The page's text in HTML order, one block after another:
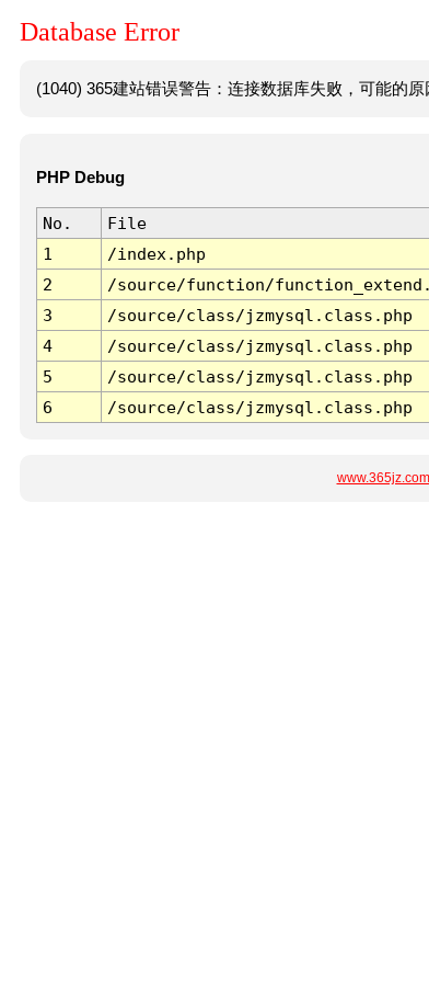
Database Error
(1040) 365建站错误警告：连接数据库失败，可能的
PHP Debug
No. File
1
/index.php
2
/source/function/
3
/source/class/jzmysql.class.php
4
/source/class/jzmysql.class.php
5
/source/class/jzmysql.class.php
6
/source/class/jzmysql.class.php
www.365jz.com